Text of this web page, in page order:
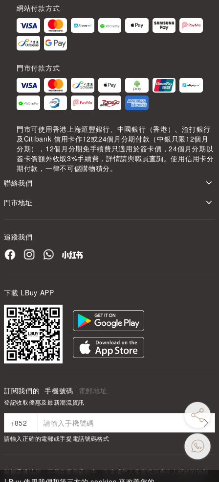
網站付款方式
門市付款方式
門市可使用香港上海滙豐銀行、中國銀行（香港）、渣打銀行
及Citibank 信用卡作12或24個月分期付款（中銀只限12個月
分期），12個月分期免手續費只適用於簽卡價，24個月分期以
簽卡價額外收取3%手續費，詳情請與職員查詢。使用信用卡分
期付款，一律不可儲購物積分。
聯絡我們
門市地址
追蹤我們
下載 LBuy APP
訂閱我們的 手機號碼 電郵地址
登記收取優惠及最新潮流資訊
請輸入正確的電郵或手提電話號碼格式
根據香港法律，不得在業務過程中，向未成年人售賣或供應令人醺醉的酒類
Under the law of Hong Kong, intoxicating liquor must not be sold or